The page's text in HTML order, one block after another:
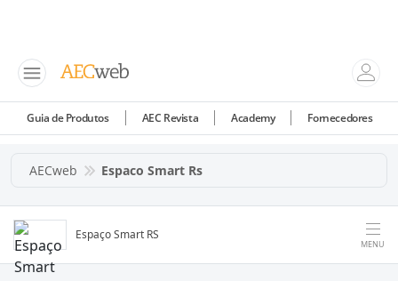
Guia de Produtos AEC Revista Academy Fornecedores
AECweb Espaco Smart Rs
Espaço Smart RS
MENU